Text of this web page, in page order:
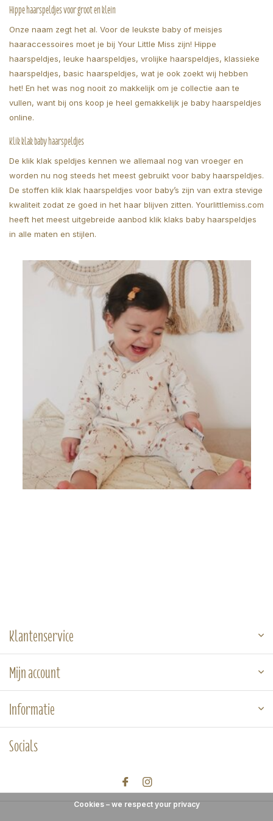
Hippe haarspeldjes voor groot en klein
Onze naam zegt het al. Voor de leukste baby of meisjes
haaraccessoires moet je bij Your Little Miss zijn! Hippe
haarspeldjes, leuke haarspeldjes, vrolijke haarspeldjes, klassieke
haarspeldjes, basic haarspeldjes, wat je ook zoekt wij hebben
het! En het was nog nooit zo makkelijk om je collectie aan te
vullen, want bij ons koop je heel gemakkelijk je baby haarspeldjes
online.
Klik klak baby haarspeldjes
De klik klak speldjes kennen we allemaal nog van vroeger en
worden nu nog steeds het meest gebruikt voor baby haarspeldjes.
De stoffen klik klak haarspeldjes voor baby’s zijn van extra stevige
kwaliteit zodat ze goed in het haar blijven zitten. Yourlittlemiss.com
heeft het meest uitgebreide aanbod klik klaks baby haarspeldjes
in alle maten en stijlen.
Klantenservice
Mijn account
Informatie
Socials
Cookies – we respect your privacy